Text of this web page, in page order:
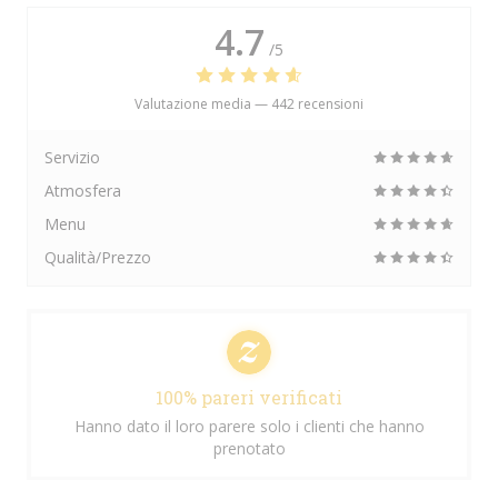
4.7 /5
Valutazione media — 442 recensioni
Servizio
Atmosfera
Menu
Qualità/Prezzo
100% pareri verificati
Hanno dato il loro parere solo i clienti che hanno
prenotato